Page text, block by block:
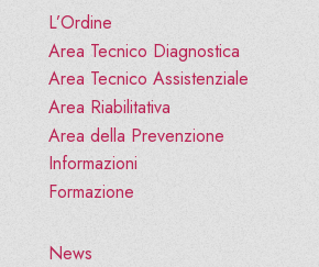
L’Ordine
Area Tecnico Diagnostica
Area Tecnico Assistenziale
Area Riabilitativa
Area della Prevenzione
Informazioni
Formazione
News